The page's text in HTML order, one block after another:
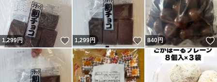
1,299円 いいね！
1,299円 いいね！
840円